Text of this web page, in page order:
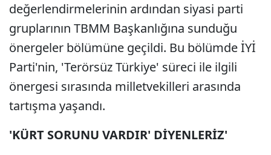
değerlendirmelerinin ardından siyasi parti
gruplarının TBMM Başkanlığına sunduğu
önergeler bölümüne geçildi. Bu bölümde İYİ
Parti'nin, 'Terörsüz Türkiye' süreci ile ilgili
önergesi sırasında milletvekilleri arasında
tartışma yaşandı.
'KÜRT SORUNU VARDIR' DİYENLERİZ'